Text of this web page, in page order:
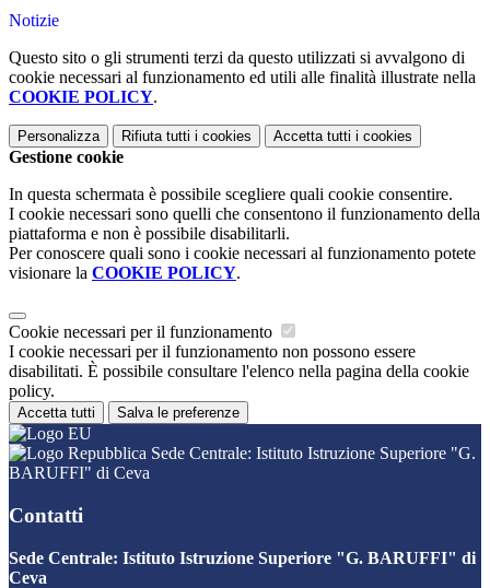
Notizie
Questo sito o gli strumenti terzi da questo utilizzati si avvalgono di
cookie necessari al funzionamento ed utili alle finalità illustrate nella
COOKIE POLICY.
Personalizza Rifiuta tutti i cookies Accetta tutti i cookies
Gestione cookie
In questa schermata è possibile scegliere quali cookie consentire.
I cookie necessari sono quelli che consentono il funzionamento della
piattaforma e non è possibile disabilitarli.
Per conoscere quali sono i cookie necessari al funzionamento potete
visionare la COOKIE POLICY.
Cookie necessari per il funzionamento
I cookie necessari per il funzionamento non possono essere
disabilitati. È possibile consultare l'elenco nella pagina della cookie
policy.
Accetta tutti Salva le preferenze
Sede Centrale: Istituto Istruzione Superiore "G.
BARUFFI" di Ceva
Contatti
Sede Centrale: Istituto Istruzione Superiore "G. BARUFFI" di
Ceva